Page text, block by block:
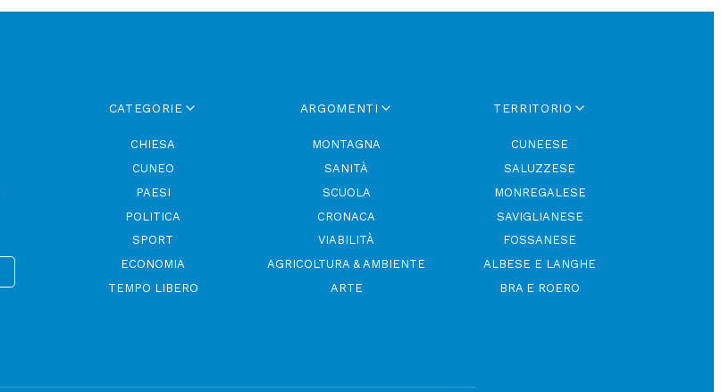
CATEGORIE
CHIESA
CUNEO
PAESI
POLITICA
SPORT
ECONOMIA
TEMPO LIBERO
ARGOMENTI
MONTAGNA
SANITÀ
SCUOLA
CRONACA
VIABILITÀ
AGRICOLTURA & AMBIENTE
ARTE
TERRITORIO
CUNEESE
SALUZZESE
MONREGALESE
SAVIGLIANESE
FOSSANESE
ALBESE E LANGHE
BRA E ROERO